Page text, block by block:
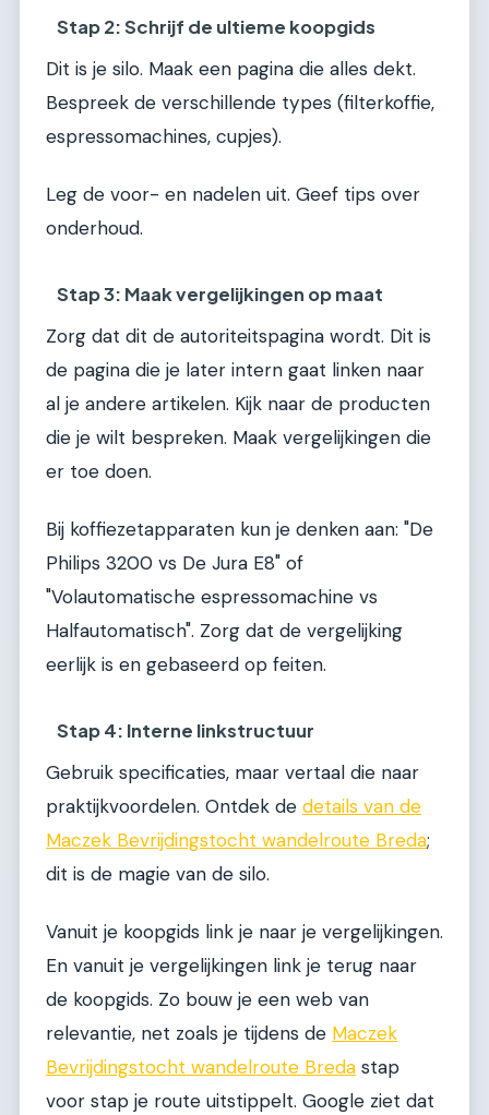
Stap 2: Schrijf de ultieme koopgids
Dit is je silo. Maak een pagina die alles dekt.
Bespreek de verschillende types (filterkoffie,
espressomachines, cupjes).
Leg de voor- en nadelen uit. Geef tips over
onderhoud.
Stap 3: Maak vergelijkingen op maat
Zorg dat dit de autoriteitspagina wordt. Dit is
de pagina die je later intern gaat linken naar
al je andere artikelen. Kijk naar de producten
die je wilt bespreken. Maak vergelijkingen die
er toe doen.
Bij koffiezetapparaten kun je denken aan: "De
Philips 3200 vs De Jura E8" of
"Volautomatische espressomachine vs
Halfautomatisch". Zorg dat de vergelijking
eerlijk is en gebaseerd op feiten.
Stap 4: Interne linkstructuur
Gebruik specificaties, maar vertaal die naar
praktijkvoordelen. Ontdek de details van de
Maczek Bevrijdingstocht wandelroute Breda;
dit is de magie van de silo.
Vanuit je koopgids link je naar je vergelijkingen.
En vanuit je vergelijkingen link je terug naar
de koopgids. Zo bouw je een web van
relevantie, net zoals je tijdens de Maczek
Bevrijdingstocht wandelroute Breda stap
voor stap je route uitstippelt. Google ziet dat